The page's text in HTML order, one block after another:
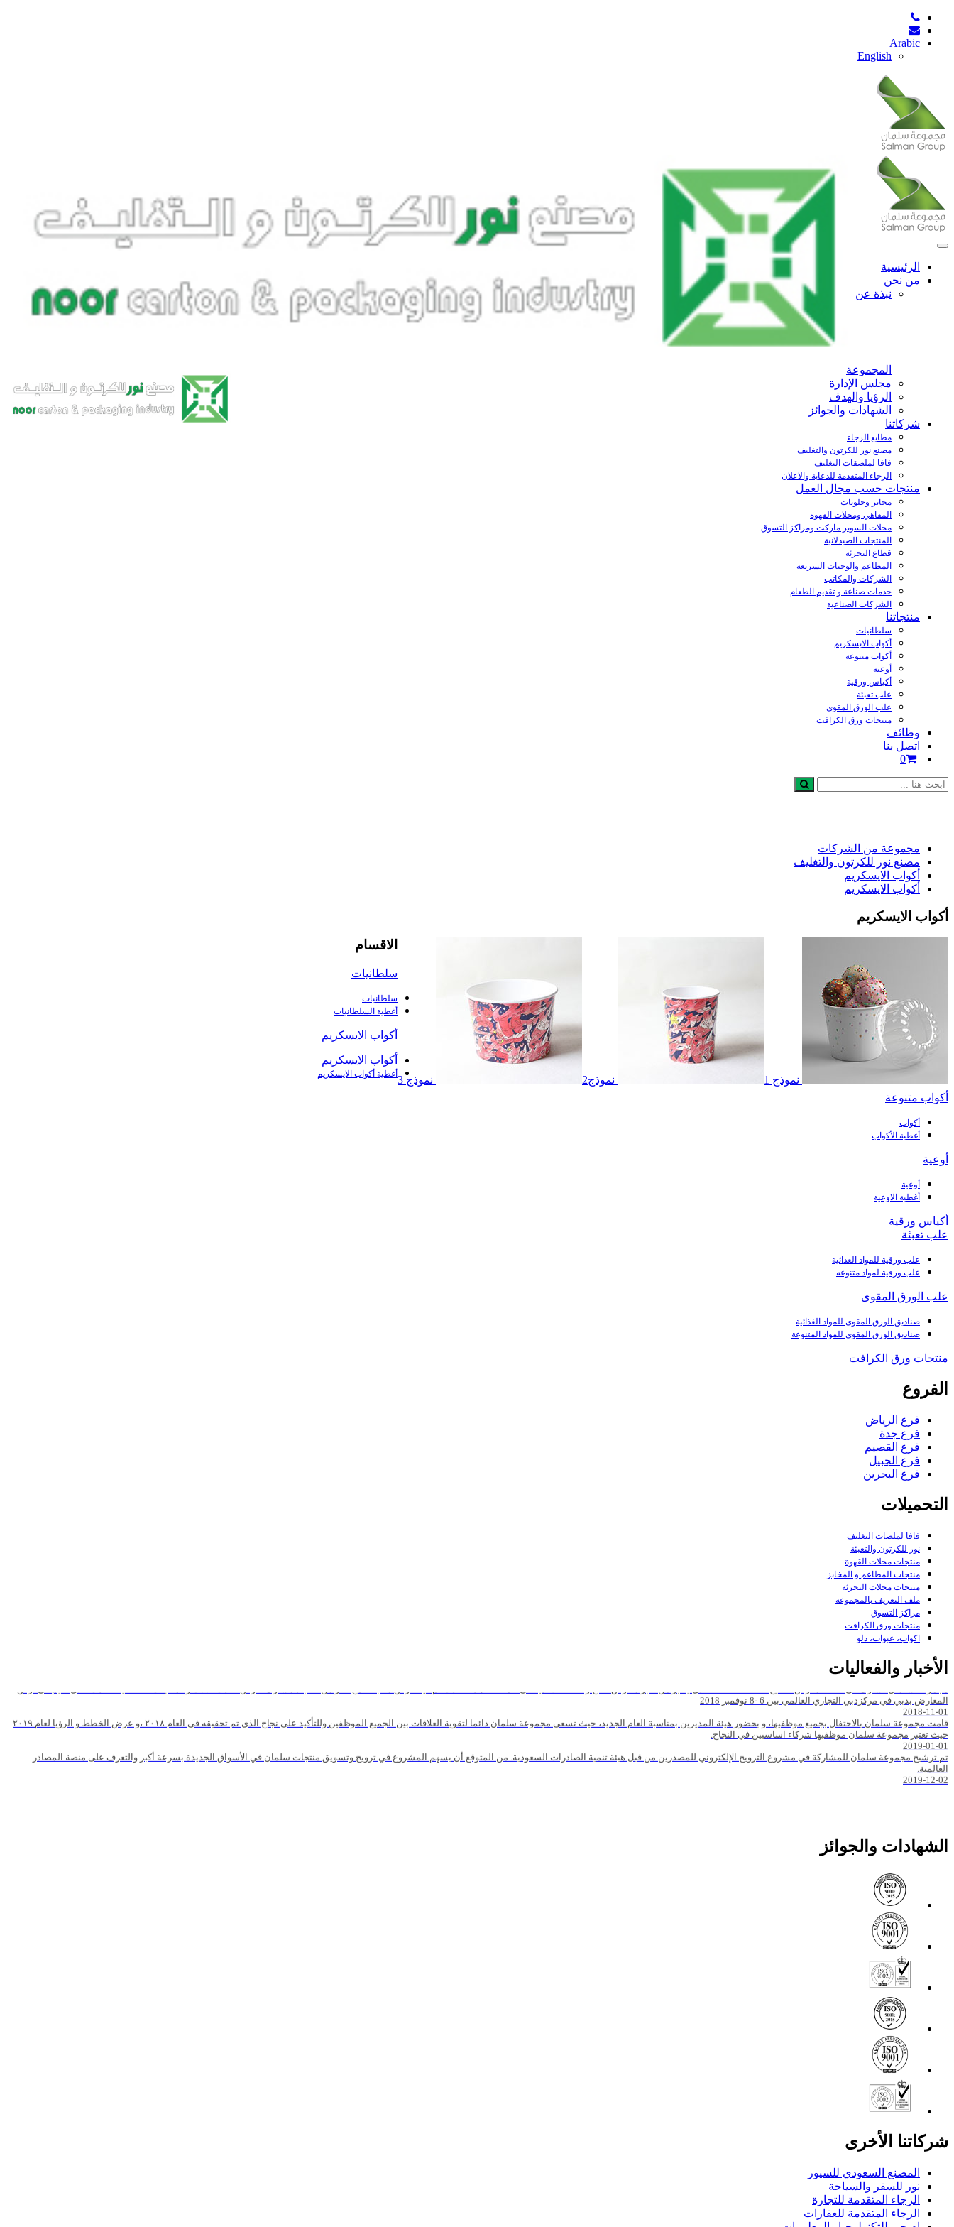
Arabic
English
Toggle
navigationالرئيسية
من نحن
نبذة عن
المجموعة
مجلس الإدارة
الرؤيا والهدف
الشهادات والجوائز
شركاتنا
مطابع الرجاء
مصنع نور للكرتون والتغليف
فافا لملصقات التغليف
الرجاء المتقدمة للدعاية والاعلان
منتجات حسب مجال العمل
مخابز وحلويات
المقاهي ومحلات القهوه
محلات السوبر ماركت ومراكز التسوق
المنتجات الصيدلانية
قطاع التجزئة
المطاعم والوجبات السريعة
الشركات والمكاتب
خدمات صناعة و تقديم الطعام
الشركات الصناعية
منتجاتنا
سلطانيات
أكواب الايسكريم
أكواب متنوعة
أوعية
أكياس ورقية
علب تعبئة
علب الورق المقوى
منتجات ورق الكرافت
وظائف
اتصل بنا
0
مجموعة من الشركات
مصنع نور للكرتون والتغليف
أكواب الايسكريم
أكواب الايسكريم
أكواب الايسكريم
نموذج 1 نموذج2 نموذج 3
الاقسام
سلطانيات
سلطانيات
أغطية السلطانيات
أكواب الايسكريم
أكواب الايسكريم
أغطية أكواب الايسكريم
أكواب متنوعة
أكواب
أغطية الأكواب
أوعية
أوعية
أغطية الاوعية
أكياس ورقية
علب تعبئة
علب ورقية للمواد الغذائية
علب ورقية لمواد متنوعه
علب الورق المقوى
صناديق الورق المقوى للمواد الغذائية
صناديق الورق المقوى للمواد المتنوعة
منتجات ورق الكرافت
الفروع
فرع الرياض
فرع جدة
فرع القصيم
فرع الجبيل
فرع البحرين
التحميلات
فافا لملصات التغليف
نور للكرتون والتعبئة
منتجات محلات القهوة
منتجات المطاعم و المخابز
منتجات محلات التجزئة
ملف التعريف بالمجموعة
مراكز التسوق
منتجات ورق الكرافت
اكواب، عبوات، دلو
الأخبار والفعاليات
2018-11-01
حيث تعتبر مجموعة سلمان موظفيها شركاء اساسيين في النجاح.
2019-01-01
تم ترشيح مجموعة سلمان للمشاركة في مشروع الترويج الإلكتروني للمصدرين من قبل هيئة تنمية الصادرات السعودية. من المتوقع أن يسهم المشروع في ترويج وتسويق منتجات سلمان في الأسواق الجديدة بسرعة أكبر والتعرف على منصة المصادر
العالمية.
2019-12-02
الشهادات والجوائز
شركاتنا الأخرى
المصنع السعودي للسيور
نور للسفر والسياحة
الرجاء المتقدمة للتجارة
الرجاء المتقدمة للعقارات